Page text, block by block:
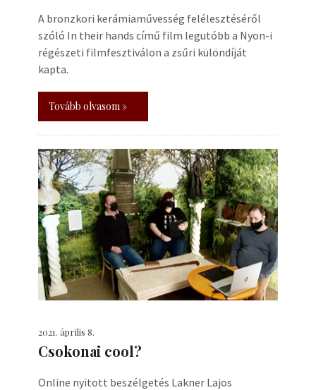
A bronzkori kerámiaművesség felélesztéséről
szóló In their hands című film legutóbb a Nyon-i
régészeti filmfesztiválon a zsűri különdíját
kapta.
Tovább olvasom »
2021. április 8.
Csokonai cool?
Online nyitott beszélgetés Lakner Lajos